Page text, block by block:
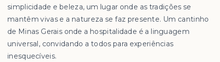
simplicidade e beleza, um lugar onde as tradições se
mantêm vivas e a natureza se faz presente. Um cantinho
de Minas Gerais onde a hospitalidade é a linguagem
universal, convidando a todos para experiências
inesquecíveis.